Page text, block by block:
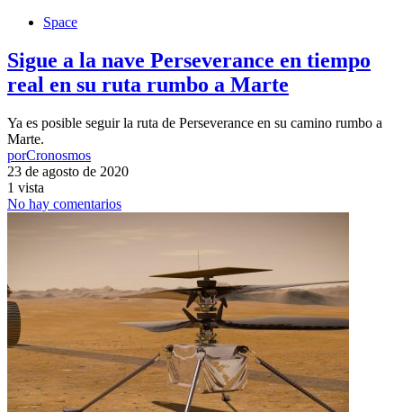
Space
Sigue a la nave Perseverance en tiempo
real en su ruta rumbo a Marte
Ya es posible seguir la ruta de Perseverance en su camino rumbo a
Marte.
porCronosmos
23 de agosto de 2020
1 vista
No hay comentarios